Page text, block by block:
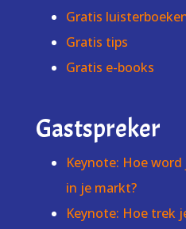
Gratis
Gratis tips
Gratis e-books
Gastspreker
Keynote: Hoe
in je markt?
Keynote: Hoe trek